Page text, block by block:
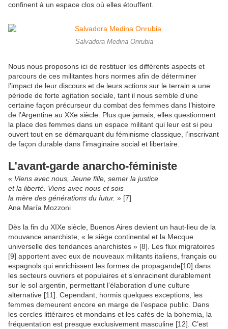
confinent à un espace clos où elles étouffent.
Salvadora Medina Onrubia
Nous nous proposons ici de restituer les différents aspects et
parcours de ces militantes hors normes afin de déterminer
l’impact de leur discours et de leurs actions sur le terrain a une
période de forte agitation sociale, tant il nous semble d’une
certaine façon précurseur du combat des femmes dans l’histoire
de l’Argentine au XXe siècle. Plus que jamais, elles questionnent
la place des femmes dans un espace militant qui leur est si peu
ouvert tout en se démarquant du féminisme classique, l’inscrivant
de façon durable dans l’imaginaire social et libertaire.
L’avant-garde anarcho-féministe
« Viens avec nous, Jeune fille, semer la justice
et la liberté. Viens avec nous et sois
la mère des générations du futur. » [7]
Ana María Mozzoni
Dès la fin du XIXe siècle, Buenos Aires devient un haut-lieu de la
mouvance anarchiste, « le siège continental et la Mecque
universelle des tendances anarchistes » [8]. Les flux migratoires
[9] apportent avec eux de nouveaux militants italiens, français ou
espagnols qui enrichissent les formes de propagande[10] dans
les secteurs ouvriers et populaires et s’enracinent durablement
sur le sol argentin, permettant l’élaboration d’une culture
alternative [11]. Cependant, hormis quelques exceptions, les
femmes demeurent encore en marge de l’espace public. Dans
les cercles littéraires et mondains et les cafés de la bohemia, la
fréquentation est presque exclusivement masculine [12]. C’est